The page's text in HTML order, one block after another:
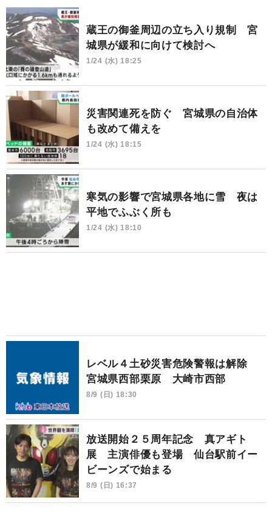
蔵王の御釜周辺の立ち入り規制 宮
城県が緩和に向けて検討へ
1/24 (水) 18:25
災害関連死を防ぐ 宮城県の自治体
も改めて備えを
1/24 (水) 18:15
寒気の影響で宮城県各地に雪 夜は
平地でふぶく所も
1/24 (水) 18:10
レベル４土砂災害危険警報は解除
宮城県西部栗原 大崎市西部
8/9 (日) 18:30
放送開始２５周年記念 真アギト
展 主演俳優も登場 仙台駅前イー
ビーンズで始まる
8/9 (日) 16:37